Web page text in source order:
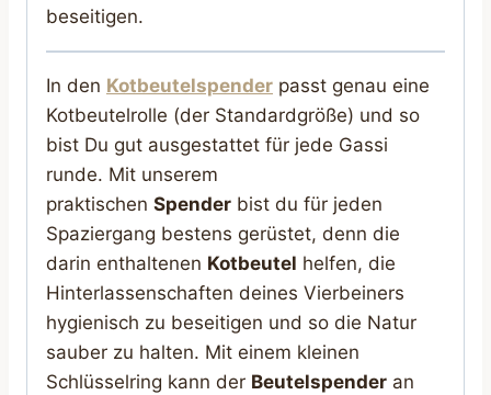
beseitigen.
In den Kotbeutelspender passt genau eine
Kotbeutelrolle (der Standardgröße) und so
bist Du gut ausgestattet für jede Gassi
runde. Mit unserem
praktischen Spender bist du für jeden
Spaziergang bestens gerüstet, denn die
darin enthaltenen Kotbeutel helfen, die
Hinterlassenschaften deines Vierbeiners
hygienisch zu beseitigen und so die Natur
sauber zu halten. Mit einem kleinen
Schlüsselring kann der Beutelspender an